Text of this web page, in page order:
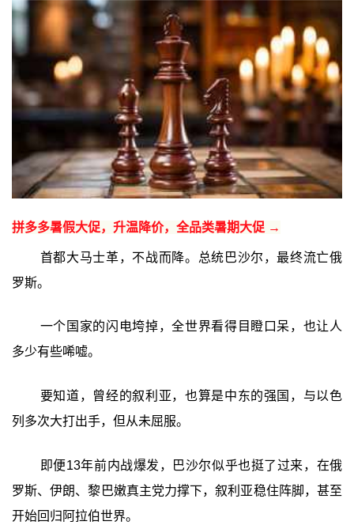
拼多多暑假大促，升温降价，全品类暑期大促 →
首都大马士革，不战而降。总统巴沙尔，最终流亡俄
罗斯。
一个国家的闪电垮掉，全世界看得目瞪口呆，也让人
多少有些唏嘘。
要知道，曾经的叙利亚，也算是中东的强国，与以色
列多次大打出手，但从未屈服。
即便13年前内战爆发，巴沙尔似乎也挺了过来，在俄
罗斯、伊朗、黎巴嫩真主党力撑下，叙利亚稳住阵脚，甚至
开始回归阿拉伯世界。